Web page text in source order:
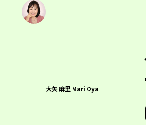
大矢 麻里 Mari Oya